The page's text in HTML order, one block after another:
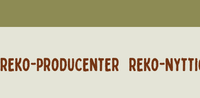
REKO-PRODUCENTER REKO-